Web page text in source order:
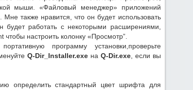
мыши. «Файловый менеджер» приложений
также нравится, что он будет использовать
будет работать с некоторыми расширениями,
настроить колонку «Просмотр”.
программу установки,проверьте
Q-Dir_Installer.exeна Q-Dir.exe, если вы
определить стандартный цвет шрифта для